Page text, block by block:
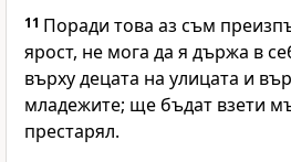
11 Поради това аз съм
ярост, не мога да я държа в
върху децата на улицата и
младежите; ще бъдат взети
престарял.